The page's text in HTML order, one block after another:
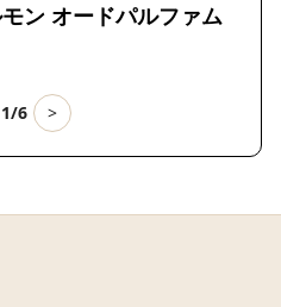
ン オードパルファム
1/6 >